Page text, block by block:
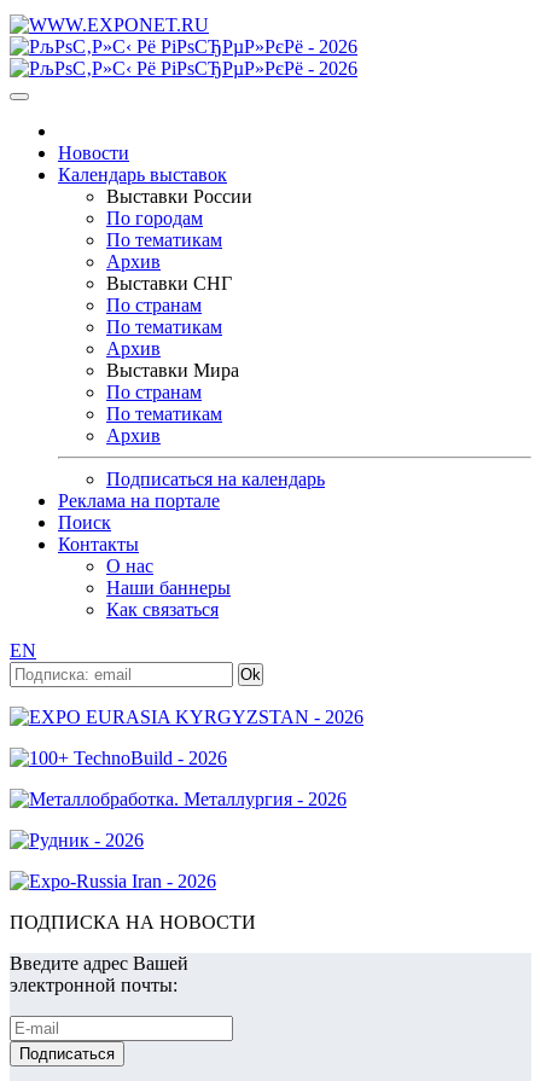
Новости
Календарь выставок
Выставки России
По городам
По тематикам
Архив
Выставки СНГ
По странам
По тематикам
Архив
Выставки Мира
По странам
По тематикам
Архив
Подписаться на календарь
Реклама на портале
Поиск
Контакты
О нас
Наши баннеры
Как связаться
EN
ПОДПИСКА НА НОВОСТИ
Введите адрес Вашей
электронной почты: